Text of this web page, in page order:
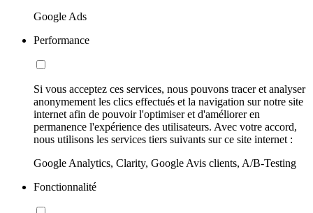
Google Ads
Performance
Si vous acceptez ces services, nous pouvons tracer et analyser
anonymement les clics effectués et la navigation sur notre site
internet afin de pouvoir l'optimiser et d'améliorer en
permanence l'expérience des utilisateurs. Avec votre accord,
nous utilisons les services tiers suivants sur ce site internet :
Google Analytics, Clarity, Google Avis clients, A/B-Testing
Fonctionnalité